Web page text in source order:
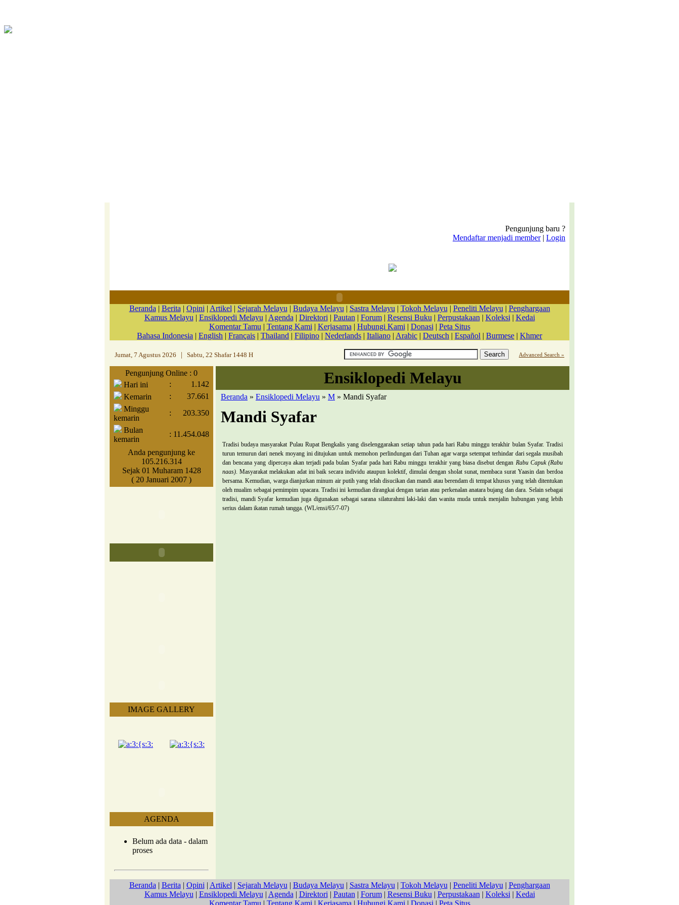
Pengunjung baru ?
Mendaftar menjadi member| Login
Beranda | Berita | Opini | Artikel | Sejarah Melayu | Budaya Melayu | Sastra Melayu | Tokoh Melayu | Peneliti Melayu | Penghargaan
Kamus Melayu | Ensiklopedi Melayu | Agenda | Direktori | Pautan | Forum| Resensi Buku | Perpustakaan | Koleksi | Kedai
Komentar Tamu | Tentang Kami | Kerjasama | Hubungi Kami | Donasi | Peta Situs
Bahasa Indonesia | English | Français | Thailand | Filipino | Nederlands | Italiano | Arabic | Deutsch | Español | Burmese | Khmer
Jumat, 7 Agustus 2026 Sabtu, 22 Shafar 1448 H Advanced Search »
Pengunjung Online : 0
Hari ini
:
1.142
Kemarin
:
37.661
Minggu
kemarin
:
203.350
Bulan
kemarin
: 11.454.048
Anda pengunjung ke
105.216.314
Sejak 01 Muharam 1428
( 20 Januari 2007 )
IMAGE GALLERY
AGENDA
Belum ada data - dalam
proses
Ensiklopedi Melayu
Beranda » Ensiklopedi Melayu » M » Mandi Syafar
Mandi Syafar
Tradisi budaya masyarakat Pulau Rupat Bengkalis yang diselenggarakan setiap tahun pada hari Rabu minggu terakhir bulan Syafar. Tradisi
turun temurun dari nenek moyang ini ditujukan untuk memohon perlindungan dari Tuhan agar warga setempat terhindar dari segala musibah
dan bencana yang dipercaya akan terjadi pada bulan Syafar pada hari Rabu minggu terakhir yang biasa disebut dengan Rabu Capuk (Rabu
naas). Masyarakat melakukan adat ini baik secara individu ataupun kolektif, dimulai dengan sholat sunat, membaca surat Yaasin dan berdoa
bersama. Kemudian, warga dianjurkan minum air putih yang telah disucikan dan mandi atau berendam di tempat khusus yang telah ditentukan
oleh mualim sebagai pemimpim upacara. Tradisi ini kemudian dirangkai dengan tarian atau perkenalan anatara bujang dan dara. Selain sebagai
tradisi, mandi Syafar kemudian juga digunakan sebagai sarana silaturahmi laki-laki dan wanita muda untuk menjalin hubungan yang lebih
serius dalam ikatan rumah tangga. (WL/ensi/65/7-07)
Beranda | Berita | Opini | Artikel | Sejarah Melayu | Budaya Melayu | Sastra Melayu | Tokoh Melayu | Peneliti Melayu | Penghargaan
Kamus Melayu | Ensiklopedi Melayu | Agenda | Direktori | Pautan | Forum| Resensi Buku | Perpustakaan | Koleksi | Kedai
Komentar Tamu | Tentang Kami | Kerjasama | Hubungi Kami | Donasi | Peta Situs